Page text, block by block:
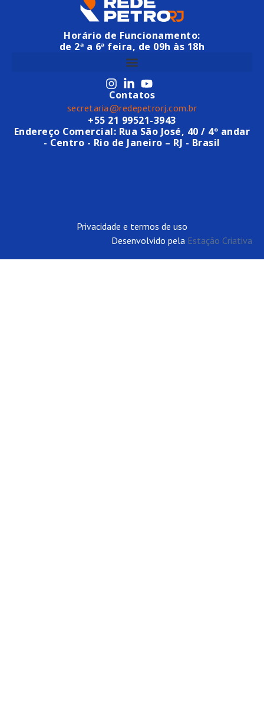
Horário de Funcionamento:
de 2ª a 6ª feira, de 09h às 18h
Contatos
secretaria@redepetrorj.com.br
+55 21 99521-3943
Endereço Comercial: Rua São José, 40 / 4º andar
- Centro - Rio de Janeiro – RJ - Brasil
Privacidade e termos de uso
Desenvolvido pela Estação Criativa